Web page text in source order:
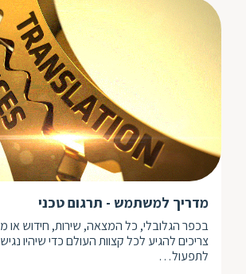
מדריך למשתמש - תרגום טכני
בכפר הגלובלי, כל המצאה, שירות, חידוש או
צריכים להגיע לכל קצוות העולם כדי שיהיו
לתפעול…